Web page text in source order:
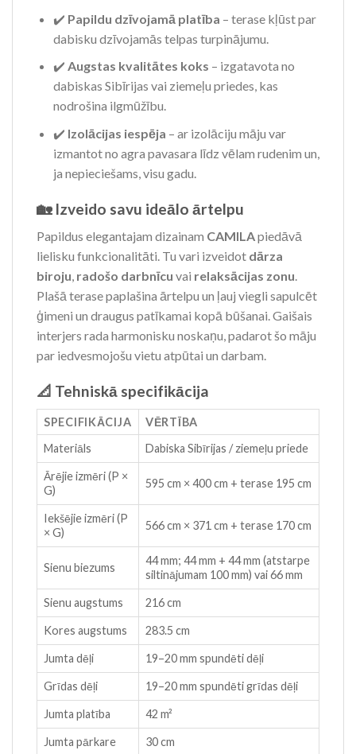
✔️ Papildu dzīvojamā platība – terase kļūst par
dabisku dzīvojamās telpas turpinājumu.
✔️ Augstas kvalitātes koks – izgatavota no
dabiskas Sibīrijas vai ziemeļu priedes, kas
nodrošina ilgmūžību.
✔️ Izolācijas iespēja – ar izolāciju māju var
izmantot no agra pavasara līdz vēlam rudenim un,
ja nepieciešams, visu gadu.
🏡 Izveido savu ideālo ārtelpu
Papildus elegantajam dizainam CAMILApiedāvā
lielisku funkcionalitāti. Tu vari izveidot dārza
biroju, radošo darbnīcu vai relaksācijas zonu.
Plašā terase paplašina ārtelpu un ļauj viegli sapulcēt
ģimeni un draugus patīkamai kopā būšanai. Gaišais
interjers rada harmonisku noskaņu, padarot šo māju
par iedvesmojošu vietu atpūtai un darbam.
📐 Tehniskā specifikācija
SPECIFIKĀCIJA
VĒRTĪBA
Materiāls
Dabiska Sibīrijas / ziemeļu priede
Ārējie izmēri (P ×
G)
595 cm × 400 cm + terase 195 cm
Iekšējie izmēri (P
× G)
566 cm × 371 cm + terase 170 cm
Sienu biezums
44 mm; 44 mm + 44 mm (atstarpe
siltinājumam 100 mm) vai 66 mm
Sienu augstums 216 cm
Kores augstums 283.5 cm
Jumta dēļi 19–20 mm spundēti dēļi
Grīdas dēļi 19–20 mm spundēti grīdas dēļi
Jumta platība 42 m²
Jumta pārkare 30 cm